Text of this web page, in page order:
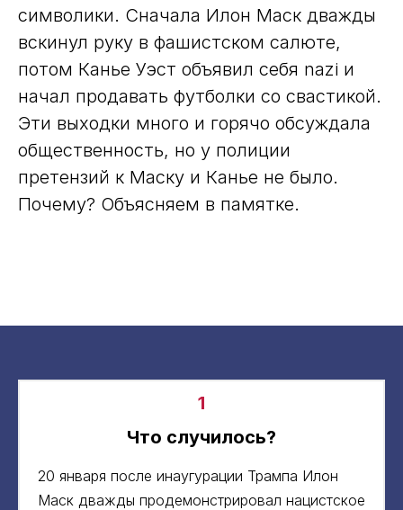
символики. Сначала Илон Маск дважды
вскинул руку в фашистском салюте,
потом Канье Уэст объявил себя nazi и
начал продавать футболки со свастикой.
Эти выходки много и горячо обсуждала
общественность, но у полиции
претензий к Маску и Канье не было.
Почему? Объясняем в памятке.
1
Что случилось?
20 января после инаугурации Трампа Илон
Маск дважды продемонстрировал нацистское